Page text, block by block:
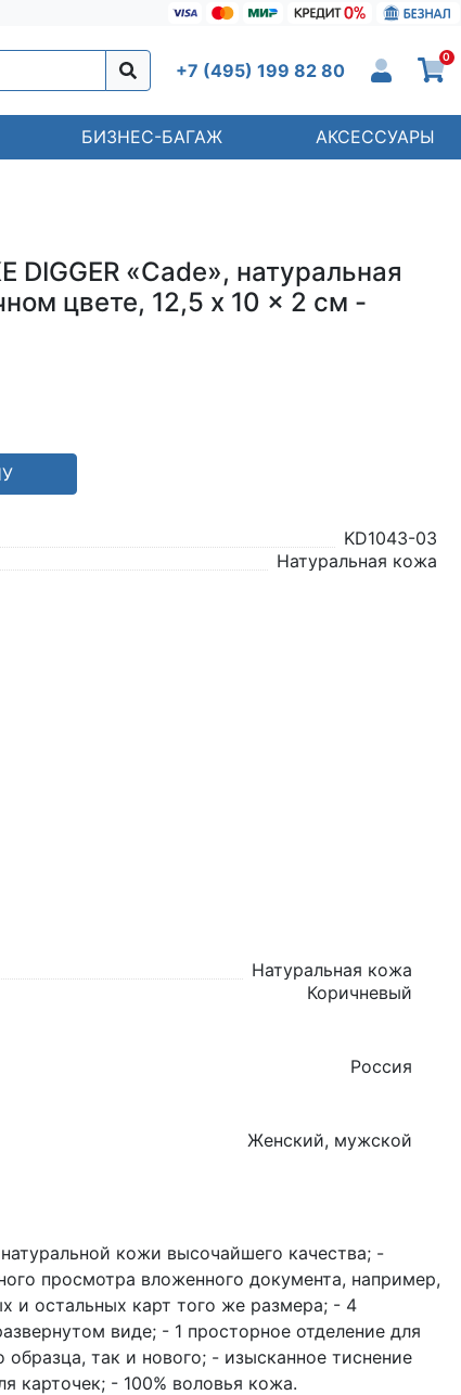
+7 (495) 199 82 80
0
БИЗНЕС-БАГАЖ АКСЕССУАРЫ
DIGGER «Cade», натуральная
цвете, 12,5 x 10 x 2 см -
KD1043-03
Натуральная кожа
Натуральная кожа
Коричневый
Россия
Женский, мужской
кожи высочайшего качества; -
просмотра вложенного документа, например,
и остальных карт того же размера; - 4
виде; - 1 просторное отделение для
так и нового; - изысканное тиснение
карточек; - 100% воловья кожа.